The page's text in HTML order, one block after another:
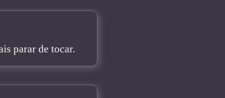
parar de tocar.